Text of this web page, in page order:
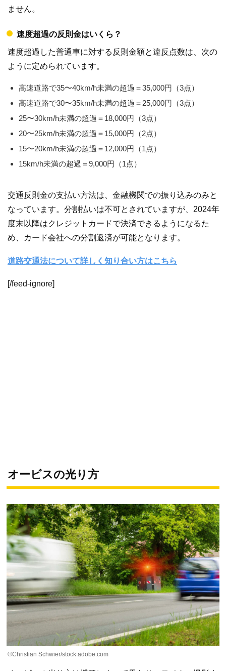
ません。
速度超過の反則金はいくら？
速度超過した普通車に対する反則金額と違反点数は、次の
ように定められています。
高速道路で35〜40km/h未満の超過＝35,000円（3点）
高速道路で30〜35km/h未満の超過＝25,000円（3点）
25〜30km/h未満の超過＝18,000円（3点）
20〜25km/h未満の超過＝15,000円（2点）
15〜20km/h未満の超過＝12,000円（1点）
15km/h未満の超過＝9,000円（1点）
交通反則金の支払い方法は、金融機関での振り込みのみと
なっています。分割払いは不可とされていますが、2024年
度末以降はクレジットカードで決済できるようになるた
め、カード会社への分割返済が可能となります。
道路交通法について詳しく知り合い方はこちら
[/feed-ignore]
オービスの光り方
©Christian Schwier/stock.adobe.com